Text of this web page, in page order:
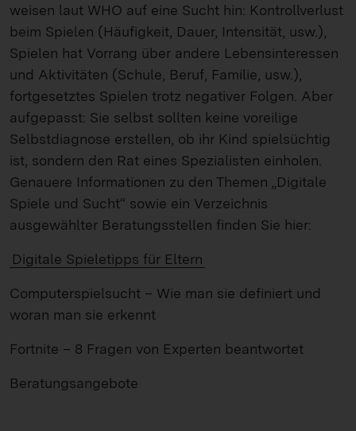
weisen laut WHO auf eine Sucht hin: Kontrollverlust
beim Spielen (Häufigkeit, Dauer, Intensität, usw.),
Spielen hat Vorrang über andere Lebensinteressen
und Aktivitäten (Schule, Beruf, Familie, usw.),
fortgesetztes Spielen trotz negativer Folgen. Aber
aufgepasst: Sie selbst sollten keine voreilige
Selbstdiagnose erstellen, ob ihr Kind spielsüchtig
ist, sondern den Rat eines Spezialisten einholen.
Genauere Informationen zu den Themen „Digitale
Spiele und Sucht“ sowie ein Verzeichnis
ausgewählter Beratungsstellen finden Sie hier:
Digitale Spieletipps für Eltern
Computerspielsucht – Wie man sie definiert und
woran man sie erkennt
Fortnite – 8 Fragen von Experten beantwortet
Beratungsangebote